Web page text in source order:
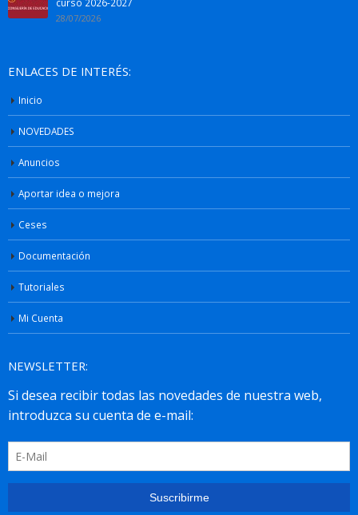
28/07/2026
ENLACES DE INTERÉS:
Inicio
NOVEDADES
Anuncios
Aportar idea o mejora
Ceses
Documentación
Tutoriales
Mi Cuenta
NEWSLETTER: